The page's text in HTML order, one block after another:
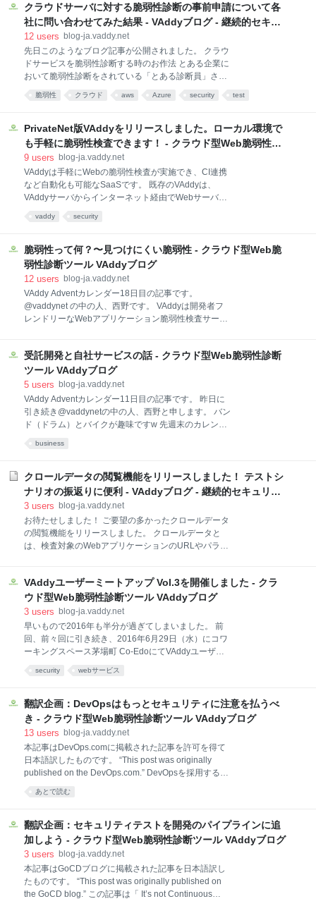
（Pr
実現されます。 中規模以上のWebアプリケーションで
は機能ごとにFQDNが分かれているケースが多くあり
ます。 例えばECサイトなどで見られる以下のような
ページ：mypage.example.com これまでのVAddyでは
このようなアプリケーションの脆弱性検査を行うに
は、それぞれのFQDNで個別に検査を実行する必要が
あったため、別FQDNで提供されているログイン機能
クラウドサーバに対する脆弱性診断の事前申請について各
社に問い合わせてみた結果 - VAddyブログ - 継続的セキュ
リティテストへの道 -
12 users blog-ja.vaddy.net
先日このようなブログ記事が公開されました。 クラウ
ドサービスを脆弱性診断する時のお作法 とある企業に
おいて脆弱性診断をされている「とある診断員」さん
のブログで、クラウドサービス（IaaS）の利用者が脆
弱性診断をする際の注意点がまとめられています。 こ
利用しているプラットフォームの事業者にちゃんと確
認をした方が良いと考えます。 という言及がありま
す。 VAddyはサーバー上のWebアプリケーションに対
ービスですので、これに当てはまります。 上記のブロ
グ記事ではAWS、Microsoft Azure、Google Cloud
Platformのポリシーをまとめていただいているので、
便乗して日本国内のクラウド事業者のポリシーについ
脆弱性 クラウド aws Azure security test
PrivateNet版VAddyをリリースしました。ローカル環境で
も手軽に脆弱性検査できます！ - クラウド型Web脆弱性診
断ツール VAddyブログ
9 users blog-ja.vaddy.net
VAddyは手軽にWebの脆弱性検査が実施でき、CI連携
など自動化も可能なSaaSです。 既存のVAddyは、
VAddyサーバからインターネット経由でWebサーバに
サーバはグローバルIPを持つ環境が必要でした。 ユー
ネット環境しかテストサーバがない、手元の開発マシ
ンしかない、Travis, CircleCIのようなCI as a Service
の環境でも検査したい、といったものでした。 これら
スしました。 https://vaddy.net/ja/docs/private-
index.html 本機能を開発してテストしている段階で、
私の手元のMac上で動いているアプリケーション、
vaddy security
脆弱性って何？〜見つけにくい脆弱性 - クラウド型Web脆
弱性診断ツール VAddyブログ
12 users blog-ja.vaddy.net
VAddy Adventカレンダー18日目の記事です。
@vaddynet の中の人、西野です。 VAddyは開発者フ
レンドリーなWebアプリケーション脆弱性検査サービ
発者向けの内容ですが、今日は開発者以外の方向けの
記事を投稿しようと思います。 まず初めに質問です。
皆さんの中で脆弱性検査を実施した／実施を指示した
（された）ことがある方はどれくらいいらっしゃるで
しょうか？ このブログに辿り着いた皆さんはセキュリ
ティ意識の高い方々だと思うので、実施したことがあ
う。そういう方々にとっては今日の記事は退屈な内容
みのないスタートアップ経営者、マネージャー、サイ
トオーナー、Webディレクター、プログラマー
受託開発と自社サービスの話 - クラウド型Web脆弱性診断
ツール VAddyブログ
5 users blog-ja.vaddy.net
VAddy Adventカレンダー11日目の記事です。 昨日に
引き続き@vaddynetの中の人、西野と申します。 バン
ド（ドラム）とバイクが趣味ですw 先週末のカレンダ
サービスへのシフト 先週市川が書いていたとおり、ビ
ットフォレストという会社はWeb制作会社としてスタ
ートしました。 Webシステムの開発のみならず、イン
「Webサイト」の立ち上げに関わる作業をワンストッ
プでこなせるというのが強みの一つでした。 当時は
（も）ビットフォレストは小さな会社だったので、協
ら、個人商店のような小さな「ホームページ」から一
部上場企業のバックエンドシステムの開発まで一通
business
クロールデータの閲覧機能をリリースしました！ テストシ
ナリオの振返りに便利 - VAddyブログ - 継続的セキュリテ
ィテストへの道 -
3 users blog-ja.vaddy.net
お待たせしました！ ご要望の多かったクロールデータ
の閲覧機能をリリースしました。 クロールデータと
は、検査対象のWebアプリケーションのURLやパラメ
としてVAddyサーバーに登録します。 今回のクロール
データ閲覧機能によって、クロールしたデータがどの
ようなシナリオだったのか振り返りやすくなります。
また、ラベル文言を付ける前に一度そのシナリオで正
しいか、クロールデータ内容から確認できるようにな
ります。 「Proxy Crawling」メニューのクロール一覧
クロールした情報が閲覧できます。 クロールした情報
PUT, DELETEなど）が表示されており、どのようなシ
ナリオでのクロ
VAddyユーザーミートアップ Vol.3を開催しました - クラ
ウド型Web脆弱性診断ツール VAddyブログ
3 users blog-ja.vaddy.net
早いもので2016年も半分が過ぎてしまいました。 前
回、前々回に引き続き、2016年6月29日（水）にコワ
ーキングスペース茅場町 Co-EdoにてVAddyユーザー
株式会社マネーフォワードで社内のセキュリティを担
の様子 「VAddyの仕組み2016」 株式会社ビットフォ
レスト VAddy プロダクトマネージャー 市川 今回は
ミートアップ初参加の方も多くいらっしゃったので、
いただくとともに、最近お客様から多く問い合わせを
頂いている詳細な脆弱性検査内容についてお話させて
頂きました。 【発表資料】 ・VAddyとは
http://www.slideshare.net/ichikaway/vaaddy-
security webサービス
翻訳企画：DevOpsはもっとセキュリティに注意を払うべ
き - クラウド型Web脆弱性診断ツール VAddyブログ
13 users blog-ja.vaddy.net
本記事はDevOps.comに掲載された記事を許可を得て
日本語訳したものです。 “This post was originally
published on the DevOps.com.” DevOpsを採用する組
織はもっとセキュリティに注意を払うべきであると、
Threat Inteligenceの創設者Ty Millerは提案していま
なハッカー集団の活動をきっかけに、ITセキュリティ
に対する主要なアプローチは変化してきており、アプ
リケーションのライフサイクルへの統合が強くなって
ィに注意が払われなければ、リリースまでに設計や開
発の手戻りがおこる可能性が高くなります。それは最
初からセキュリティが考慮された場合に比べて100倍
あとで読む
翻訳企画：セキュリティテストを開発のパイプラインに追
加しよう - クラウド型Web脆弱性診断ツール VAddyブログ
3 users blog-ja.vaddy.net
本記事はGoCDブログに掲載された記事を日本語訳し
たものです。 “This post was originally published on
the GoCD blog.” この記事は「 It’s not Continuous